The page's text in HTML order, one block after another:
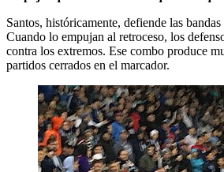
Santos, históricamente, defiende las
Cuando lo empujan al retroceso, los
contra los extremos. Ese combo produce
partidos cerrados en el marcador.